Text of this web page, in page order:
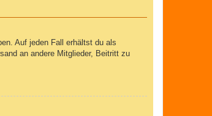
Auf jeden Fall erhältst du als
an andere Mitglieder, Beitritt zu